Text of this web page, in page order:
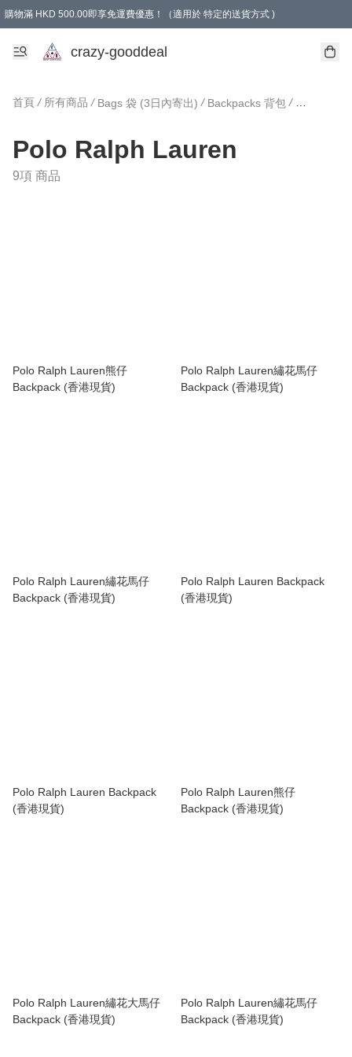
購物滿 HKD 500.00即享免運費優惠！（適用於 特定的送貨方式 )
成為會員可享免費禮品
crazy-gooddeal
首頁 / 所有商品 / Bags 袋 (3日內寄出) / Backpacks 背包 / Polo
Polo Ralph Lauren
9項 商品
Polo Ralph Lauren熊仔
Backpack (香港現貨)
Polo Ralph Lauren繡花馬仔
Backpack (香港現貨)
Polo Ralph Lauren繡花馬仔
Backpack (香港現貨)
Polo Ralph Lauren Backpack
(香港現貨)
Polo Ralph Lauren Backpack
(香港現貨)
Polo Ralph Lauren熊仔
Backpack (香港現貨)
Polo Ralph Lauren繡花大馬仔
Backpack (香港現貨)
Polo Ralph Lauren繡花馬仔
Backpack (香港現貨)